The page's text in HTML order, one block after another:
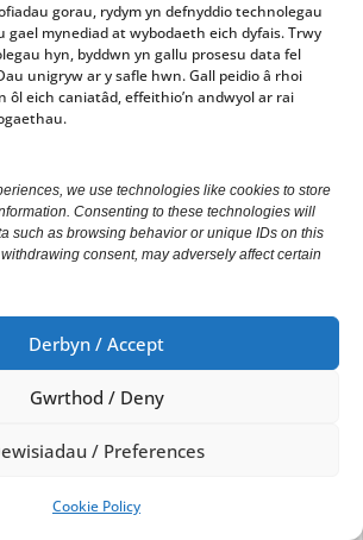
gorau, rydym yn defnyddio technolegau
gael mynediad at wybodaeth eich dyfais. Trwy
hyn, byddwn yn gallu prosesu data fel
unigryw ar y safle hwn. Gall peidio â rhoi
ôl eich caniatâd, effeithio’n andwyol ar rai
we use technologies like cookies to store
Consenting to these technologies will
such as browsing behavior or unique IDs on this
consent, may adversely affect certain
Derbyn / Accept
Gwrthod / Deny
/ Preferences
Cookie Policy
planted near Alexandra Hall
Police in relation to SCAMS
that awareness of SCAMS
on the new ATC Website.